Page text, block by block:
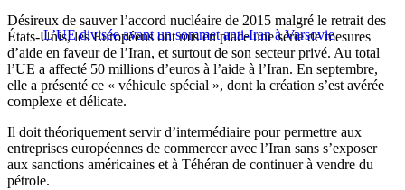
L’UE divisée avant un sommet anti-Iran à Varsovie
Désireux de sauver l’accord nucléaire de 2015 malgré le retrait des
États-Unis, les Européens ont mis en place une série de mesures
d’aide en faveur de l’Iran, et surtout de son secteur privé. Au total
l’UE a affecté 50 millions d’euros à l’aide à l’Iran. En septembre,
elle a présenté ce « véhicule spécial », dont la création s’est avérée
complexe et délicate.
Il doit théoriquement servir d’intermédiaire pour permettre aux
entreprises européennes de commercer avec l’Iran sans s’exposer
aux sanctions américaines et à Téhéran de continuer à vendre du
pétrole.